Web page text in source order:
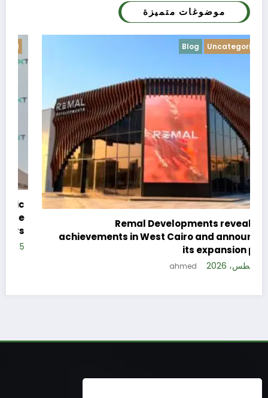
موضوغات متميزة
Uncategorized
Remal Developments reveals its
achievements in West Cairo and announces
its expansion plan
5 أغسطس، 2026 ahmed